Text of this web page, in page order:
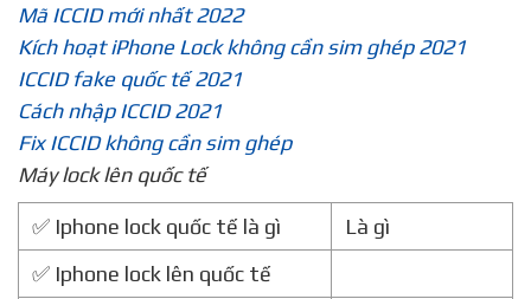
Mã ICCID mới nhất 2022
Kích hoạt iPhone Lock không cần sim ghép 2021
ICCID fake quốc tế 2021
Cách nhập ICCID 2021
Fix ICCID không cần sim ghép
Máy lock lên quốc tế
✅ Iphone lock quốc tế là gì
Là gì
✅ Iphone lock lên quốc tế